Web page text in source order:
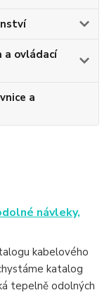
a ovládací
a
návleky,
kabelového
katalog
tepelně odolných